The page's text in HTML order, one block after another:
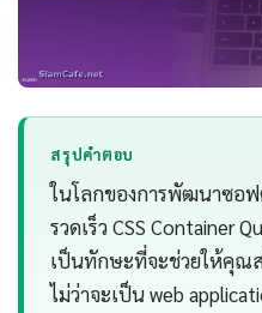
สรุปคำตอบ
ในโลกของการพัฒนาซอ
รวดเร็ว CSS Container
เป็นทักษะที่จะช่วยให้คุณ
ไม่ว่าจะเป็น web